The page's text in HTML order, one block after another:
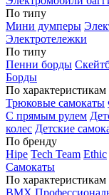
По типу
Мини думперы
Электротележки
По типу
Пенни борды
Борды
По характеристикам
Трюковые самокаты
С прямым рулем
колес Детские
По бренду
Hipe Tech Team Ethic
Самокаты
По характеристикам
BMX